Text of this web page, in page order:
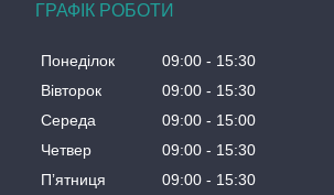
ГРАФІК РОБОТИ
Понеділок 09:00
15:30
Вівторок
09:00
15:30
Середа
09:00
15:00
Четвер
09:00
15:30
Пʼятниця
09:00 15:30